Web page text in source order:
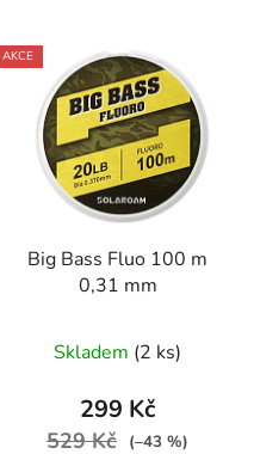
AKCE
Big Bass Fluo 100 m
0,31 mm
Skladem (2 ks)
299 Kč
529 Kč
(–43 %)